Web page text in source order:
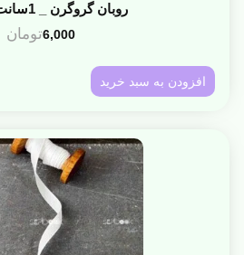
روبان گروگرن _ 1سانت زیتونی
6,000تومان
افزودن به سبد خرید